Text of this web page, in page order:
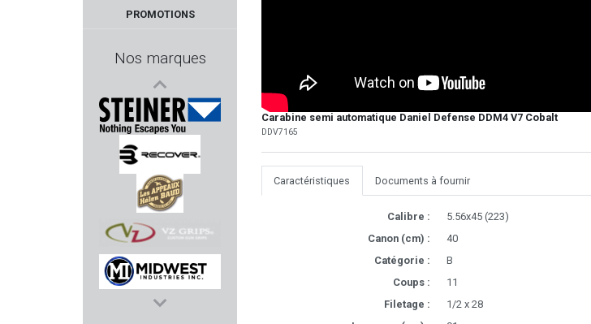
PROMOTIONS
Nos marques
STRASSER
STEINER
RECOVER TACTICAL
HELEN BAUD
VZ GRIPS
MIDWEST INDUSTRIES
Carabine semi automatique Daniel Defense DDM4 V7 Cobalt
DDV7165
Caractéristiques Documents à fournir
Calibre :
5.56x45 (223)
Canon (cm) :
40
Catégorie :
B
Coups :
11
Filetage :
1/2 x 28